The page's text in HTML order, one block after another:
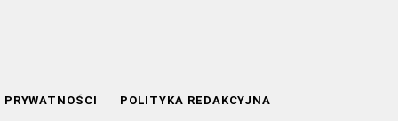
POLITYKA REDAKCYJNA